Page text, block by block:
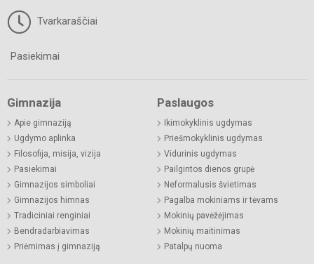
Tvarkaraščiai
Pasiekimai
Gimnazija
Apie gimnaziją
Ugdymo aplinka
Filosofija, misija, vizija
Pasiekimai
Gimnazijos simboliai
Gimnazijos himnas
Tradiciniai renginiai
Bendradarbiavimas
Priėmimas į gimnaziją
Paslaugos
Ikimokyklinis ugdymas
Priešmokyklinis ugdymas
Vidurinis ugdymas
Pailgintos dienos grupė
Neformalusis švietimas
Pagalba mokiniams ir tėvams
Mokinių pavėžėjimas
Mokinių maitinimas
Patalpų nuoma